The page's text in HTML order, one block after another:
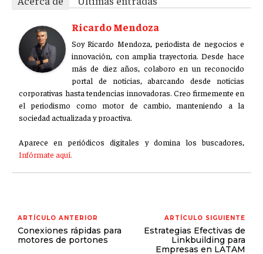
GESTIÓN DE OPERACIONES Y CADENA DE
SUMINISTRO
LOGÍSTICA EMPRESARIAL
CALIDAD Y MEJORA CONTINUA
TALENTOS
RECURSOS HUMANOS Y GESTIÓN DEL
COMPENSACIÓN Y BENEFICIOS
RECLUTAMIENTO Y SELECCIÓN
GESTIÓN DEL DESEMPEÑO
CULTURA Y CLIMA ORGANIZACIONAL
Ricardo Mendoza
Soy Ricardo Mendoza, periodista de negocios e
innovación, con amplia trayectoria. Desde hace
más de diez años, colaboro en un reconocido
portal de noticias, abarcando desde noticias
corporativas hasta tendencias innovadoras. Creo firmemente en
el periodismo como motor de cambio, manteniendo a la
sociedad actualizada y proactiva.
Aparece en periódicos digitales y domina los buscadores,
Infórmate aquí.
ARTÍCULO ANTERIOR
Conexiones rápidas para
motores de portones
ARTÍCULO SIGUIENTE
Estrategias Efectivas de
Linkbuilding para
Empresas en LATAM